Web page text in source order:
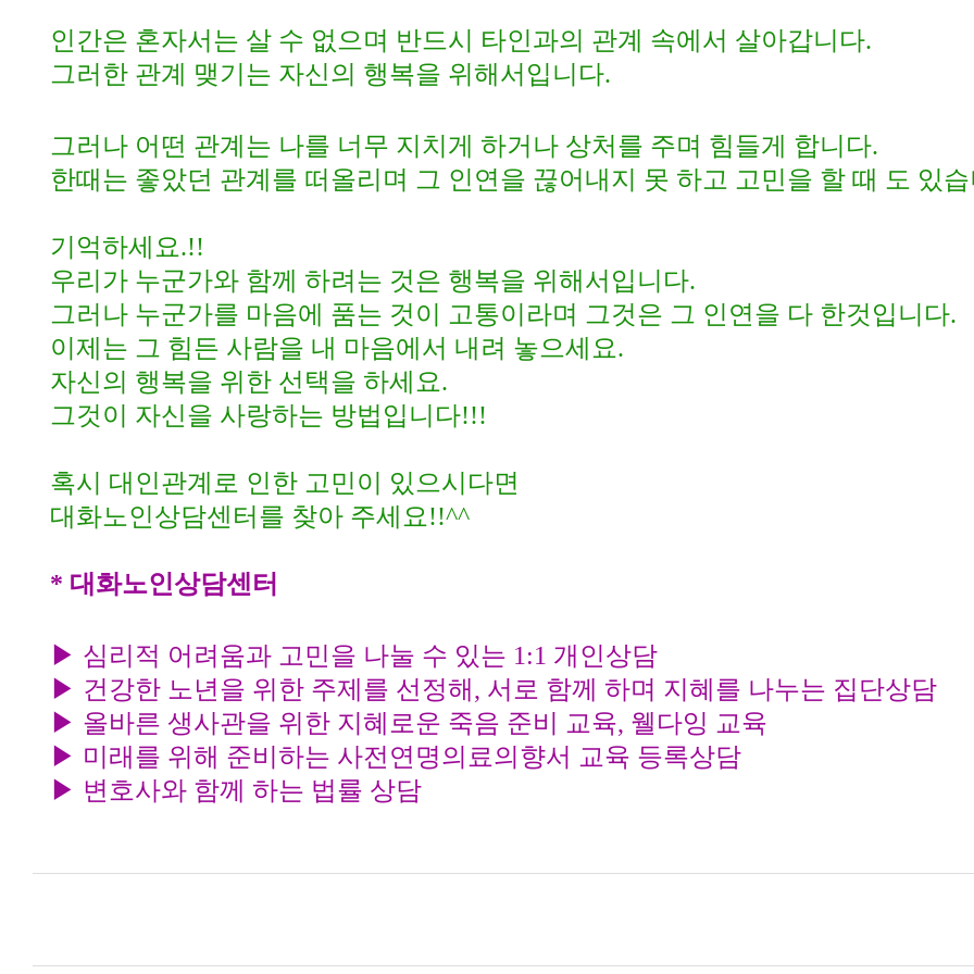
인간은 혼자서는 살 수 없으며 반드시 타인과의 관계 속에서 살아갑니다.
그러한 관계 맺기는 자신의 행복을 위해서입니다.
그러나 어떤 관계는 나를 너무 지치게 하거나 상처를 주며 힘들게 합니다.
한때는 좋았던 관계를 떠올리며 그 인연을 끊어내지 못 하고 고민을 할 때 도 있
기억하세요.!!
우리가 누군가와 함께 하려는 것은 행복을 위해서입니다.
그러나 누군가를 마음에 품는 것이 고통이라며 그것은 그 인연을 다 한것입니다.
이제는 그 힘든 사람을 내 마음에서 내려 놓으세요.
자신의 행복을 위한 선택을 하세요.
그것이 자신을 사랑하는 방법입니다!!!
혹시 대인관계로 인한 고민이 있으시다면
대화노인상담센터를 찾아 주세요 !!^^
* 대화노인상담센터
▶ 심리적 어려움과 고민을 나눌 수 있는 1:1 개인상담
▶ 건강한 노년을 위한 주제를 선정해 , 서로 함께 하며 지혜를 나누는 집단상담
▶ 올바른 생사관을 위한 지혜로운 죽음 준비 교육, 웰다잉 교육
▶ 미래를 위해 준비하는 사전연명의료의향서 교육 등록상담
▶ 변호사와 함께 하는 법률 상담